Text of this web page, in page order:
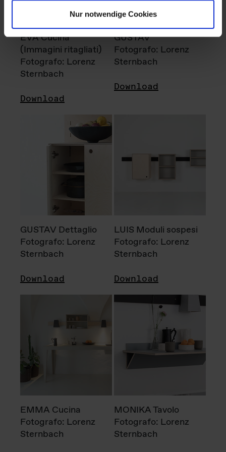
Nur notwendige Cookies
EVA Cucina
(Immagini ritagliati)
Fotografo: Lorenz
Sternbach
Download
GUSTAV
Fotografo: Lorenz
Sternbach
Download
GUSTAV Dettaglio
Fotografo: Lorenz
Sternbach
Download
LUIS Moduli sospesi
Fotografo: Lorenz
Sternbach
Download
EMMA Cucina
Fotografo: Lorenz
Sternbach
MONIKA Tavolo
Fotografo: Lorenz
Sternbach